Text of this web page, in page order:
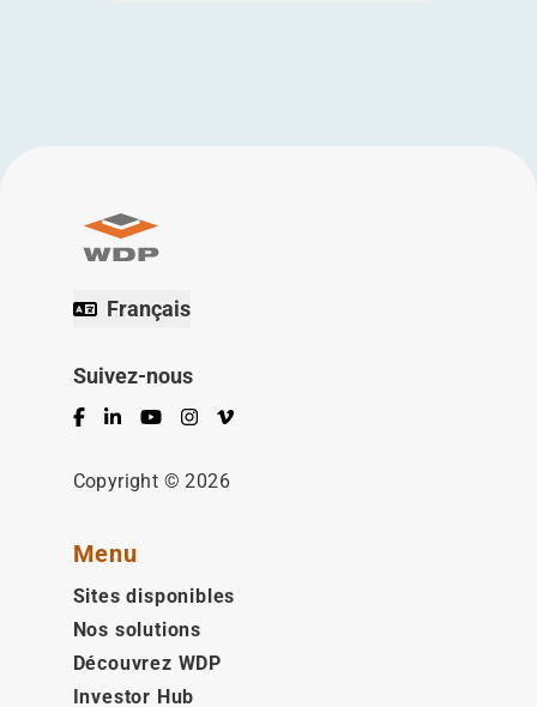
Français
Suivez-nous
Facebook
LinkedInYouTubeInstagram
Vimeo
Copyright © 2026
Menu
Sites disponibles
Nos solutions
Découvrez WDP
Investor Hub